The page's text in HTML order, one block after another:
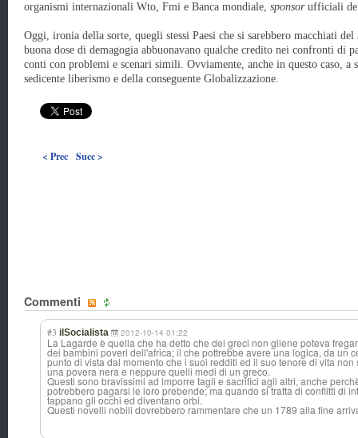
organismi internazionali Wto, Fmi e Banca mondiale, sponsorufficiali
Oggi, ironia della sorte, quegli stessi Paesi che si sarebbero macchiati del
buona dose di demagogia abbuonavano qualche credito nei confronti di
conti con problemi e scenari simili. Ovviamente, anche in questo caso, a
sedicente liberismo e della conseguente Globalizzazione.
< Prec Succ >
Commenti
#3 ilSocialista 2012-10-14 01:22
La Lagarde è quella che ha detto che dei greci non gliene poteva
dei bambini poveri dell'africa; il che pottrebbe avere una logica, da un
punto di vista dal momento che i suoi redditi ed il suo tenore di vita
una povera nera e neppure quelli medi di un greco.
Questi sono bravissimi ad imporre tagli e sacrifici agli altri, anche
potrebbero pagarsi le loro prebende; ma quando si tratta di conflitti di
tappano gli occhi ed diventano orbi.
Questi novelli nobili dovrebbero rammentare che un 1789 alla fine